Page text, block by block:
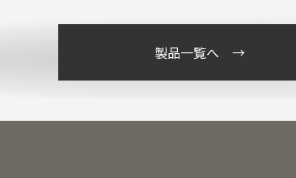
製品一覧へ →